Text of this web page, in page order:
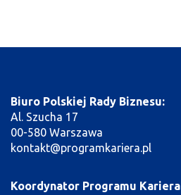
Biuro Polskiej Rady Biznesu:
Al. Szucha 17
00-580 Warszawa
kontakt@programkariera.pl
Koordynator Programu Kariera